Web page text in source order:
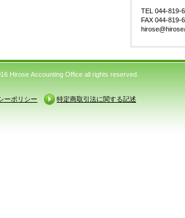
TEL 044-819-
FAX 044-819-
Hirose Accounting Office all rights reserved.
ーポリシー 特定商取引法に関する記述